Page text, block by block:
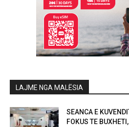
LAJME NGA MALËSIA
SEANCA E
FOKUS TE